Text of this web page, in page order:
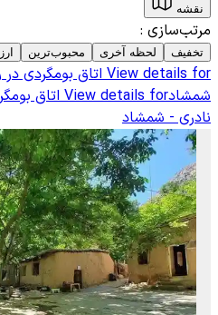
نقشه
مرتب‌سازی :
تخفیف لحظه آخری محبوب‌ترین
View details for اتاق بومگردی
شمشادView details for اتاق
نادری - شمشاد